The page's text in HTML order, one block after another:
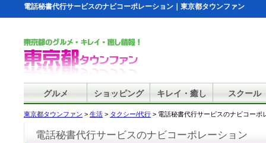
電話秘書代行サービスのナビコーポレーション｜東京都タウンファン
グルメ ショッピング キレイ・癒し スクール
東京都タウンファン > 生活 > タクシー/代行 > 電話秘書代行サービスのナビコーポ
電話秘書代行サービスのナビコーポレーション